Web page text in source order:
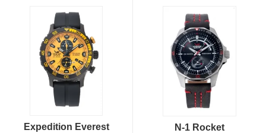
Expedition Everest
N-1 Rocket